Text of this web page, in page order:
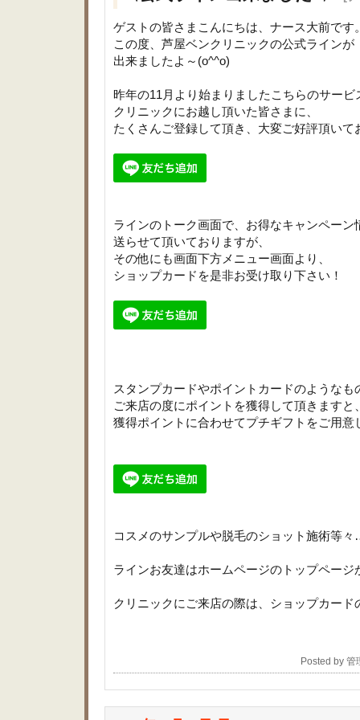
ゲストの皆さまこんにちは、ナース大前です
この度、芦屋ベンクリニックの公式ラインが
出来ましたよ～(o^^o)
昨年の11月より始まりましたこちらのサービ
クリニックにお越し頂いた皆さまに、
たくさんご登録して頂き、大変ご好評頂い
ラインのトーク画面で、お得なキャンペーン
送らせて頂いておりますが、
その他にも画面下方メニュー画面より、
ショップカードを是非お受け取り下さい！
スタンプカードやポイントカードのようなも
ご来店の度にポイントを獲得して頂きますと
獲得ポイントに合わせてプチギフトをご用意
コスメのサンプルや脱毛のショット施術等
ラインお友達はホームページのトップペー
クリニックにご来店の際は、ショップカー
Posted by